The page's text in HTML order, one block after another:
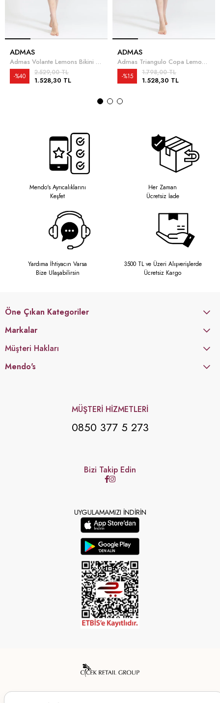
ADMAS
Admas Volante Lemons Bikini Takımı
1.528,30 TL
2.529,00 TL
%40
ADMAS
Admas Triangulo Copa Lemons Bikini Takımı
1.528,30 TL
1.798,00 TL
%15
Mendo's Ayrıcalıklarını
Keşfet
Her Zaman
Ücretsiz İade
Yardıma İhtiyacın Varsa
Bize Ulaşabilirsin
3500 TL ve Üzeri Alışverişlerde
Ücretsiz Kargo
Öne Çıkan Kategoriler
Markalar
Müşteri Hakları
Mendo's
MÜŞTERİ HİZMETLERİ
0850 377 5 273
Bizi Takip Edin
UYGULAMAMIZI İNDİRİN